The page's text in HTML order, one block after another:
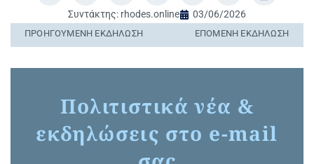
Συντάκτης: rhodes.online 03/06/2026
ΠΡΟΗΓΟΎΜΕΝΗ ΕΚΔΉΛΩΣΗ ΕΠΌΜΕΝΗ ΕΚΔΉΛΩΣΗ
Πολιτιστικά νέα &
εκδηλώσεις στο e-mail